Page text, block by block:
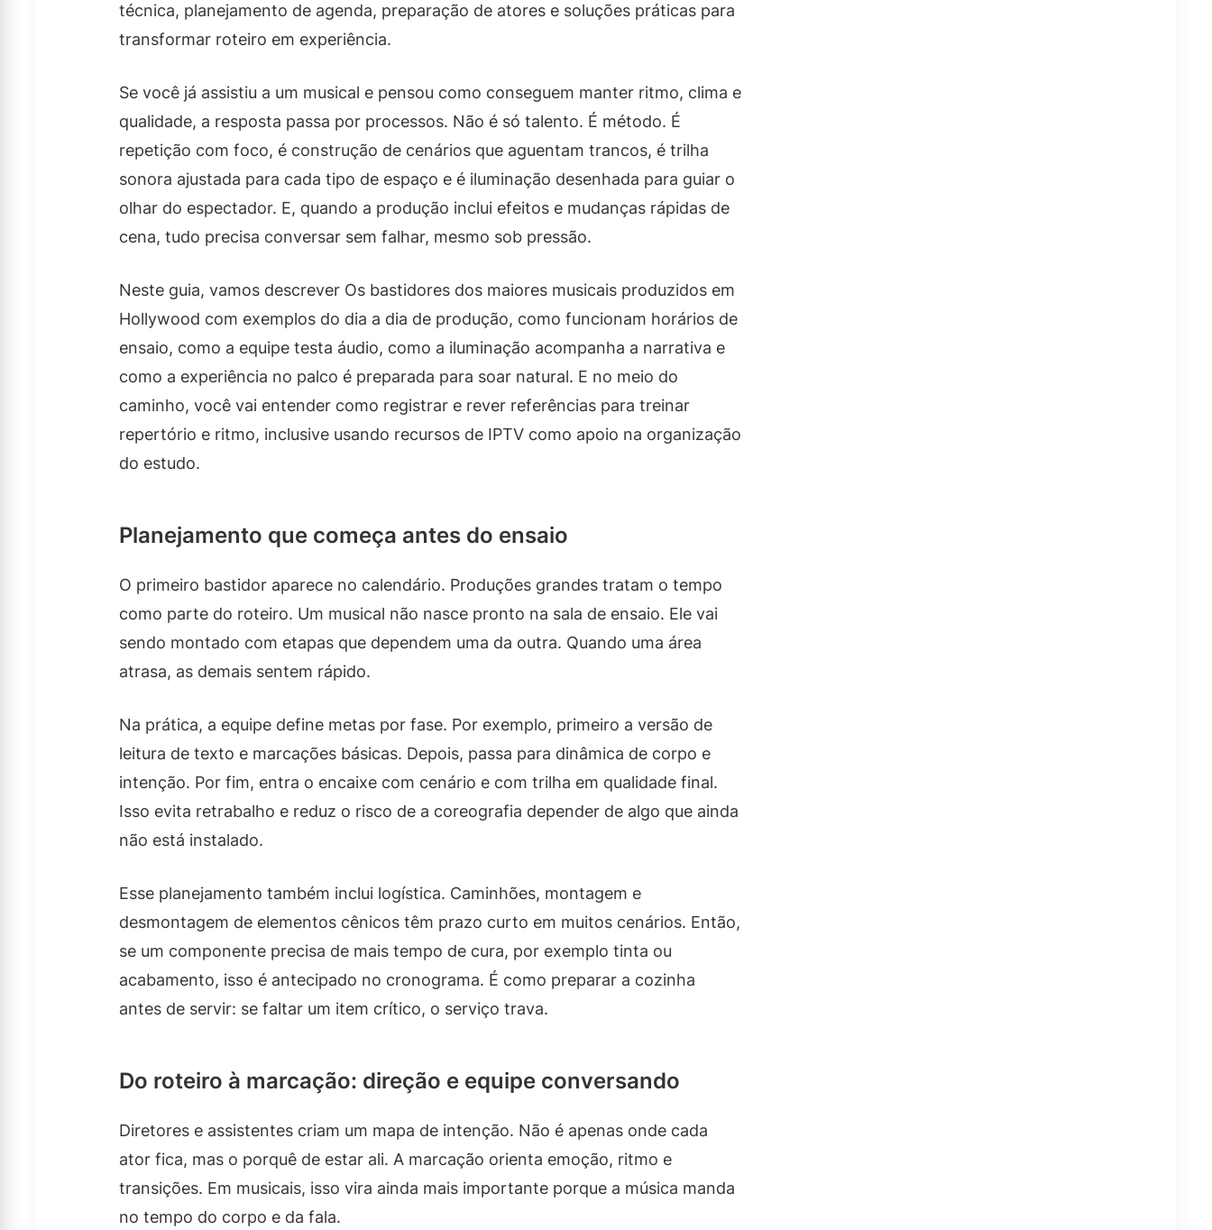
técnica, planejamento de agenda, preparação de atores e soluções práticas para
transformar roteiro em experiência.
Se você já assistiu a um musical e pensou como conseguem manter ritmo, clima e
qualidade, a resposta passa por processos. Não é só talento. É método. É
repetição com foco, é construção de cenários que aguentam trancos, é trilha
sonora ajustada para cada tipo de espaço e é iluminação desenhada para guiar o
olhar do espectador. E, quando a produção inclui efeitos e mudanças rápidas de
cena, tudo precisa conversar sem falhar, mesmo sob pressão.
Neste guia, vamos descrever Os bastidores dos maiores musicais produzidos em
Hollywood com exemplos do dia a dia de produção, como funcionam horários de
ensaio, como a equipe testa áudio, como a iluminação acompanha a narrativa e
como a experiência no palco é preparada para soar natural. E no meio do
caminho, você vai entender como registrar e rever referências para treinar
repertório e ritmo, inclusive usando recursos de IPTV como apoio na organização
do estudo.
Planejamento que começa antes do ensaio
O primeiro bastidor aparece no calendário. Produções grandes tratam o tempo
como parte do roteiro. Um musical não nasce pronto na sala de ensaio. Ele vai
sendo montado com etapas que dependem uma da outra. Quando uma área
atrasa, as demais sentem rápido.
Na prática, a equipe define metas por fase. Por exemplo, primeiro a versão de
leitura de texto e marcações básicas. Depois, passa para dinâmica de corpo e
intenção. Por fim, entra o encaixe com cenário e com trilha em qualidade final.
Isso evita retrabalho e reduz o risco de a coreografia depender de algo que ainda
não está instalado.
Esse planejamento também inclui logística. Caminhões, montagem e
desmontagem de elementos cênicos têm prazo curto em muitos cenários. Então,
se um componente precisa de mais tempo de cura, por exemplo tinta ou
acabamento, isso é antecipado no cronograma. É como preparar a cozinha
antes de servir: se faltar um item crítico, o serviço trava.
Do roteiro à marcação: direção e equipe conversando
Diretores e assistentes criam um mapa de intenção. Não é apenas onde cada
ator fica, mas o porquê de estar ali. A marcação orienta emoção, ritmo e
transições. Em musicais, isso vira ainda mais importante porque a música manda
no tempo do corpo e da fala.